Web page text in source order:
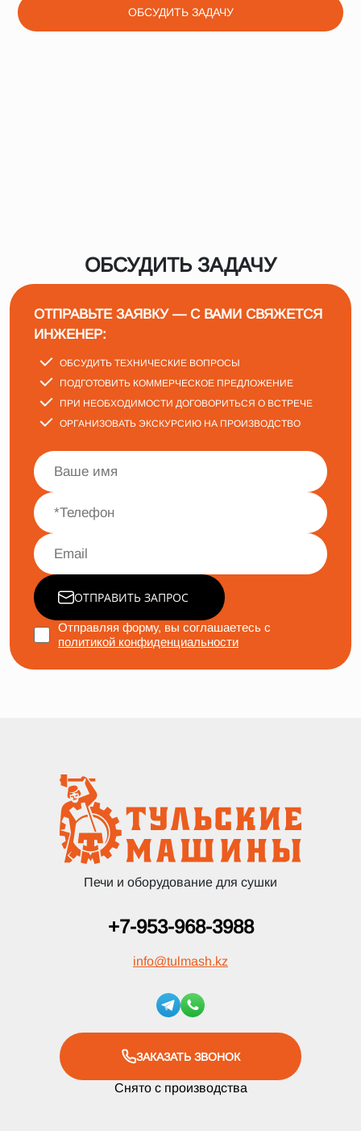
ОБСУДИТЬ ЗАДАЧУ
ОБСУДИТЬ ЗАДАЧУ
ОТПРАВЬТЕ ЗАЯВКУ — С ВАМИ СВЯЖЕТСЯ
ИНЖЕНЕР:
ОБСУДИТЬ ТЕХНИЧЕСКИЕ ВОПРОСЫ
ПОДГОТОВИТЬ КОММЕРЧЕСКОЕ ПРЕДЛОЖЕНИЕ
ПРИ НЕОБХОДИМОСТИ ДОГОВОРИТЬСЯ О ВСТРЕЧЕ
ОРГАНИЗОВАТЬ ЭКСКУРСИЮ НА ПРОИЗВОДСТВО
ОТПРАВИТЬ ЗАПРОС
Отправляя форму, вы соглашаетесь с
политикой конфиденциальности
Печи и оборудование для сушки
+7-953-968-3988
info@tulmash.kz
ЗАКАЗАТЬ ЗВОНОК
Снято с производства